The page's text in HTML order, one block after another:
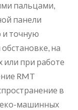
пальцами,
панели
и точную
на
или при работе
RMT
в
машинных